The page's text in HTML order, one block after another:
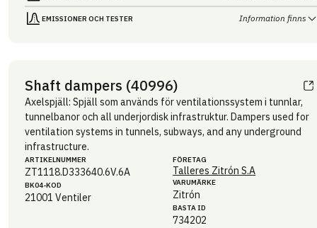
EMISSIONER OCH TESTER Information finns
Shaft dampers (40996)
Axelspjäll: Spjäll som används för ventilationssystem i tunnlar,
tunnelbanor och all underjordisk infrastruktur. Dampers used for
ventilation systems in tunnels, subways, and any underground
infrastructure.
ARTIKEL­NUMMER
ZT1118.D333640.6V.6A
BK04-KOD
21001 Ventiler
FÖRETAG
Talleres Zitrón S.A
VARUMÄRKE
Zitrón
BASTA ID
734202